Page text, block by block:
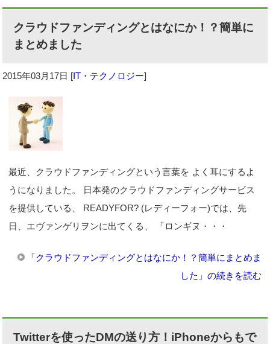
クラウドファンディングとはなにか！？簡単に
まとめました
2015年03月17日 [IT・テクノロジー]
最近、クラウドファンディングという言葉を よく耳にするよ
うになりました。 日本発のクラウドファンディングサービス
を提供している、 READYFOR? (レディーフォー)では、先
日、エヴァンゲリヲンに出てくる、 「ロンギヌ・・・
「クラウドファンディングとはなにか！？簡単にまとめま
した」の続きを読む
Twitterを使ったDMの送り方！iPhoneからもで